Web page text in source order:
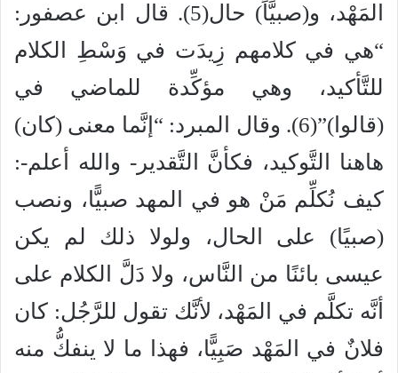
المَهْد، و(صبيَّاً) حال(5). قال ابن عصفور:
“هي في كلامهم زِيدَت في وَسْطِ الكلام
للتَّأكيد، وهي مؤكِّدة للماضي في
(قالوا)”(6). وقال المبرد: “إنَّما معنى (كان)
هاهنا التَّوكيد، فكأنَّ التَّقدير- والله أعلم-:
كيف نُكلِّم مَنْ هو في المهد صبيًّا، ونصب
(صبيًا) على الحال، ولولا ذلك لم يكن
عيسى بائنًا من النَّاس، ولا دَلَّ الكلام على
أنَّه تكلَّم في المَهْد، لأنَّك تقول للرَّجُل: كان
فلانٌ في المَهْد صَبِيًّا، فهذا ما لا ينفكُّ منه